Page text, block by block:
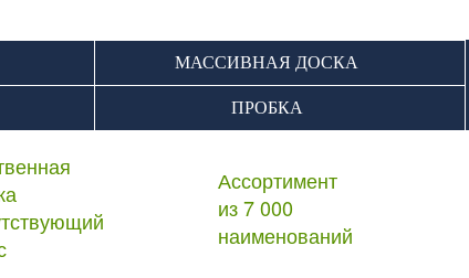
МАССИВНАЯ ДОСКА
ПРОБКА
Ассортимент
из 7 000
наименований